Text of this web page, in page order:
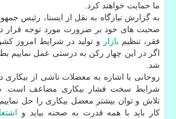
ما حمایت خواهند كرد.
به گزارش نیازگاه به نقل از ایسنا، رئیس
صحبت های خود بر ضرورت مورد توجه قرار
فقر، تنظیم بازار
و تولید در شرایط امروز
اگر در این چهار ركن به درستی عمل نماییم
شد.
روحانی با اشاره به معضلات ناشی از بیكاری
شرایط سخت فشار بیكاری مضاعف است. در
تلاش و توان بیشتر معضل بیكاری را حل
كار باید با همه قدرت به صحنه بیاید و